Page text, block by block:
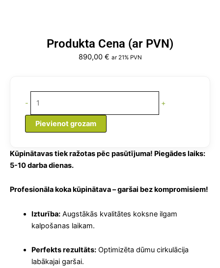
Produkta Cena (ar PVN)
890,00 € ar 21% PVN
-
ar
Skapi
2
daudzums
+
Pievienot grozam
Kūpinātavas tiek ražotas pēc pasūtījuma! Piegādes laiks:
5-10 darba dienas.
Profesionāla koka kūpinātava – garšai bez kompromisiem!
Izturība:Augstākās kvalitātes koksne ilgam
kalpošanas laikam.
Perfekts rezultāts:Optimizēta dūmu cirkulācija
labākajai garšai.